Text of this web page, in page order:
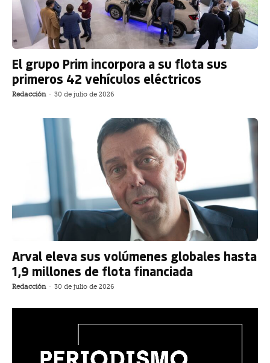
El grupo Prim incorpora a su flota sus
primeros 42 vehículos eléctricos
Redacción - 30 de julio de 2026
Arval eleva sus volúmenes globales hasta
1,9 millones de flota financiada
Redacción - 30 de julio de 2026